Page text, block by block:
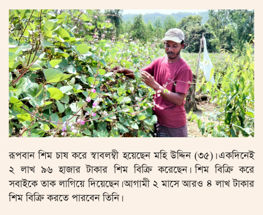
রূপবান শিম চাষ করে স্বাবলম্বী হয়েছেন মহি উদ্দিন (৩৫)। একদিনেই
২ লাখ ৯৬ হাজার টাকার শিম বিক্রি করেছেন। শিম বিক্রি করে
সবাইকে তাক লাগিয়ে দিয়েছেন। আগামী ২ মাসে আরও ৪ লাখ টাকার
শিম বিক্রি করতে পারবেন তিনি।